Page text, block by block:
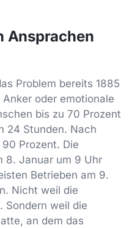
Ansprachen
Problem bereits 1885
oder emotionale
bis zu 70 Prozent
24 Stunden. Nach
Prozent. Die
8. Januar um 9 Uhr
Betrieben am 9.
Nicht weil die
Sondern weil die
an dem das